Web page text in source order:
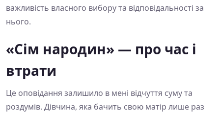
важливість власного вибору та відповідальності за
нього.
«Сім народин» — про час і
втрати
Це оповідання залишило в мені відчуття суму та
роздумів. Дівчина, яка бачить свою матір лише раз